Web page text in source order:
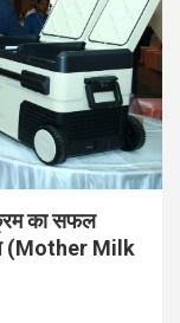
का सफल
(Mother Milk